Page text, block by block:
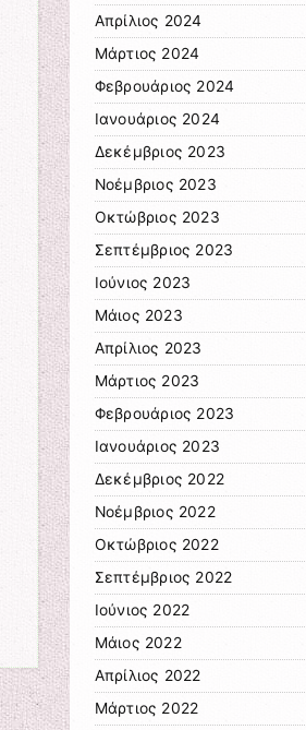
Απρίλιος 2024
Μάρτιος 2024
Φεβρουάριος 2024
Ιανουάριος 2024
Δεκέμβριος 2023
Νοέμβριος 2023
Οκτώβριος 2023
Σεπτέμβριος 2023
Ιούνιος 2023
Μάιος 2023
Απρίλιος 2023
Μάρτιος 2023
Φεβρουάριος 2023
Ιανουάριος 2023
Δεκέμβριος 2022
Νοέμβριος 2022
Οκτώβριος 2022
Σεπτέμβριος 2022
Ιούνιος 2022
Μάιος 2022
Απρίλιος 2022
Μάρτιος 2022